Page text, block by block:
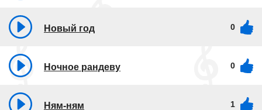
Новый год 0
Ночное рандеву 0
Ням-ням 1